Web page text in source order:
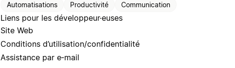
Automatisations Productivité Communication
Liens pour les développeur·euses
Site Web
Conditions d’utilisation/confidentialité
Assistance par e‑mail